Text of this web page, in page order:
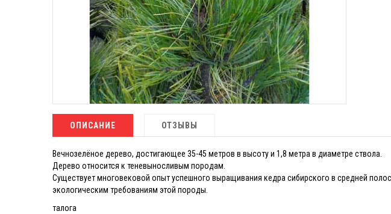
ОПИСАНИЕ ОТЗЫВЫ
Вечнозелёное дерево, достигающее 35-45 метров в высоту и 1,8 метра в диаметре ствола.
Дерево относится к теневыносливым породам.
Существует многовековой опыт успешного выращивания кедра сибирского в средней
экологическим требованиям этой породы.
талога